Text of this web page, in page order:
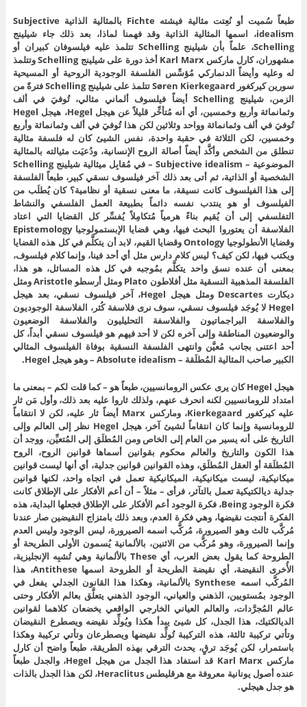
طبعاً سُميت أو نُعِتت مثالية فيشته Fichte بالمثالية الذاتية Subjective
idealism، اسمها المثالية الذاتية وقد فهمنا لماذا، بعد ذلك جاء شيلينج
Schelling، علماً بأن شيلينج Schelling تتلمذ عليه فيلسوفان كبيران أو
مشهوران، كارل ماركس Karl Marx أخذ دورة على شيلينج Schelling وتتلمذ
له وعليه وأيضاً الدنماركي مُؤسِّس الفلسفة الوجودية الروحية أو المسيحية
سورين كيركغور Søren Kierkegaard تتلمذ على شيلينج Schelling فترةً من
الزمن، شيلينج Schelling أيضاً فيلسوف ألماني مثالي، تُوفيَ في ألف
وثمانمائة وأربع وخمسين، أي أنه مُتأخِّر قليلاً عن هيجل Hegel، هيجل Hegel
تُوفيَ في ألف وثمانمائة وواحد وثلاثين لكن هذا تُوفيَ في ألف وثمانمائة وأربع
وخمسين، لكن الثلاثة في حقبة واحدة، نفس الشيئ كان له فلسفة مثالية
تنطلق من الشخص وأكَّد أيضاً أصالة الروح الإنسانية، ودُعيَت مثيالته بالمثالية
الموضوعية – Subjective idealism – في مُقابِل ميثالية شيلينج Schelling
الشخصية أو الذاتية، ثم أتى بعد ذلك آخر فيلسوف نسقي كبير، طبعاً الفلسفة
إلى هذا الفيلسوف كانت نسيقة، ما معنى نسقية أو نظامية؟ كان يُطلَب من
الفيلسوف أو هو ينتدب نفسه دائماً بطبيعة العمل الفلسفي والنشاط
التفلسفي إلى أن يُقيم بناءً هرمياً مُتكامِلاً يُفسِّر كل القضايا التي اعتاد
الفلاسفة أن يعتوروا البحث فيها، وهي قضايا الإبستمولوجيا Epistemology
وقضايا الأنطولوجيا Ontology وقضايا القيم، لابد أن يتكلَّم في كل هذه القضايا
ويكتب فيها، لكن كيف؟ ليس كلام دارس مثل أي أحد فينا، وإنما كلام فيلسوف،
بمعنى أن عنده نسق واحد يتكلَّم بمُوجبه في كل هذه المسائل، هو هذا،
الفلسفة المذهبية النسقية مثل أفلاطون Plato ومثل أرسطو Aristotle ومثل
ديكارت Descartes ومثل هيجل Hegel، آخر فيلسوف نسقي، بعد هيجل
Hegel لا يُوجَد فيلسوف نسقي، سوف نرى فلاسفة كُثر، الفلاسفة الوجوديون
والفلاسفة البراجماتيون والفلاسفة التحليليون والفلاسفة الوضعيون
والوضعيون المناطقة وإلى آخره لكن لا أحد فيهم هو فيلسوف نسقي أبداً، كل
أحد اعتنى بجانب مُعيَّن وانتهى الفلسفة النسقية بوفاة الفيلسوف المثالي
الكبير صاحب المثالية المُطلَقة – Absolute idealism – وهو هيجل Hegel.
هيجل Hegel كان يرى عكس الرومانسيين، طبعاً هو – كما قلت لكم – بمعنى ما
امتداد للرومانسيين لكنه انحرف عنهم، ولذلك ثاروا عليه بعد ذلك، وأول مَن ثار
عليه كيركغور Kierkegaard، وماركس Marx أيضاً ثار عليه، لكن لا انتقاماً
للرومانسية وإنما كان انتقاماً لشيئ آخر، هيجل Hegel نظر إلى العالم وإلى
التاريخ على أنه يسير من العام إلى الخاص ومن المُطلَق إلى المُتعيِّن، ووجد أن
هذا الكون والتاريخ والعالم محكوم بقوانين أسماها قوانين الروح، الروح
المُطلَقة أو العقل المُطلَق، وهذه القوانين قوانين جدلية، أي أنها ليست قوانين
ميكانيكية، ليست ميكانيكية، الميكانيكية تعمل في اتجاه واحد، لكنها قوانين
جدلية ديالكتيكية تعمل بالتآثر، فرأى – مثلاً – أن أعم الأفكار على الإطلاق كانت
فكرة الوجود Being، فكرة الوجود أعم الأفكار على الإطلاق فجعلها البداية، هذه
الفكرة أنتجت نقيضها، وهي فكرة العدم، وبعد ذلك بامتزاج النقيضين صار عندنا
مُركَّب ثالث وهو الصيرورة، مُركَّب اسمه الصيرورة، ليس الوجود وليس العدم
وإنما الصيرورة، وهو مُركَّب من الاثنين، بالألمانية يُسمون الأولى الطريحة أو
الطروحة كما يقول بعض العرب، أي These بالألمانية وهي تُشبِه الإنجليزية،
الأُخرى النقيضة، أي نقيضة الطريحة أو الطروحة اسمها Antithese، هذا
المُركَّب اسمه Synthese بالألمانية، وهكذا هذا القانون الجدلي يفعل في
الوجود بمُستويين، الذهني والعياني، الوجود الذهني يتعلَّق بعالم الأفكار وحتى
عالم المُجرَّدات، والعالم العياني الخارجي الواقعي يخضعان كلاهما لقوانين
الديالكتيك، هذا الجدل، كل شيئ يبدأ هكذا ويُولِّد نقيضه ويصطرع النقيضان
وتأتي تركيبة ثالثة، هذه التركيبة تُولِّد نقيضها ويصطرعان وتأتي تركيبة وهكذا
باستمرار، لكن يُوجَد ترقٍ، يحدث الترقي بهذه الطريقة، طبعاً واضح أن كارل
ماركس Karl Marx قد استفاد هذا الجدل من هيجل Hegel، والجدل طبعاً
عنده أصول يونانية معروفة مع هرقليطس Heraclitus، لكن هذا الجدل بالذات
هو جدل هيجلي.